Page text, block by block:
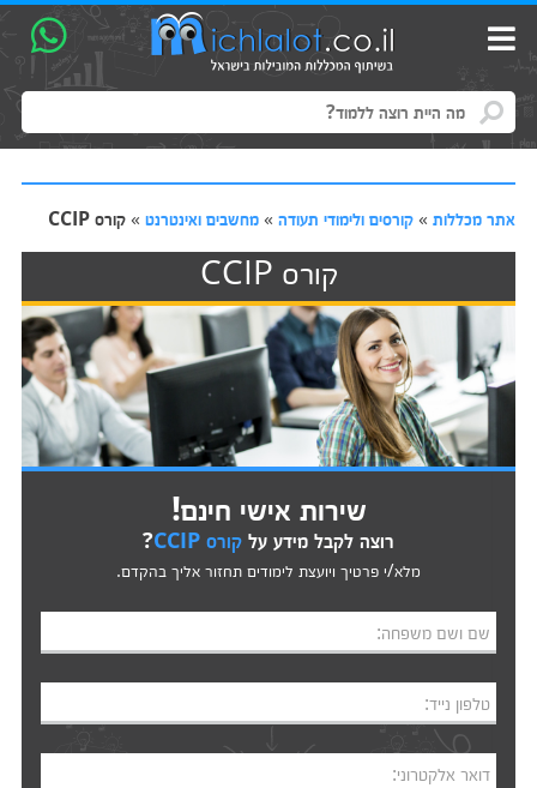
אתר מכללות» קורסים ולימודי תעודה» מחשבים ואינטרנט» קורס CCIP
קורס CCIP
שירות אישי חינם!
רוצה לקבל מידע על קורס CCIP ?
מלא/י פרטיך ויועצת לימודים תחזור אליך בהקדם.
שם ושם משפחה:
טלפון נייד:
דואר אלקטרוני: